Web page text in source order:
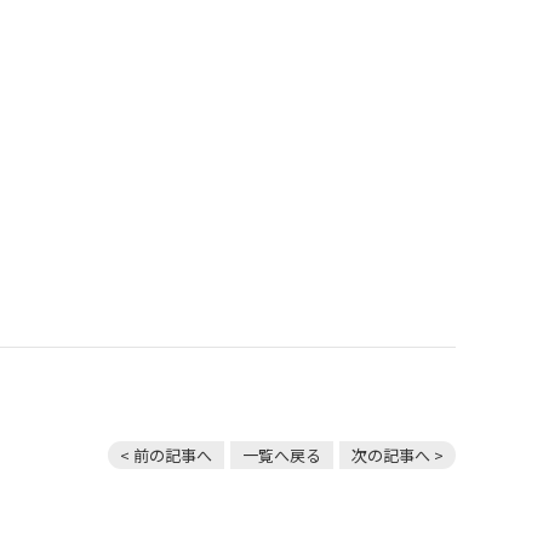
< 前の記事へ 一覧へ戻る 次の記事へ >